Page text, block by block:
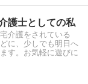
護士としての私
介護をされている
に、少しでも明日へ
す。お気軽に遊びに